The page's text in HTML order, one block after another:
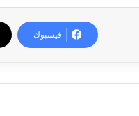
فيسبوك